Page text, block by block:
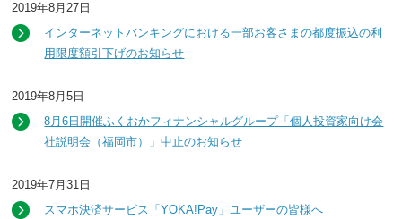
2019年8月27日
インターネットバンキングにおける一部お客さまの都度振込の利
用限度額引下げのお知らせ
2019年8月5日
8月6日開催ふくおかフィナンシャルグループ「個人投資家向け会
社説明会（福岡市）」中止のお知らせ
2019年7月31日
スマホ決済サービス「YOKA!Pay」ユーザーの皆様へ